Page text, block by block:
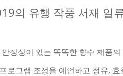
의 유행 작풍 서재 일
정성이 있는 똑똑한 향수 제품
로그램 조정을 예언하고 정유,